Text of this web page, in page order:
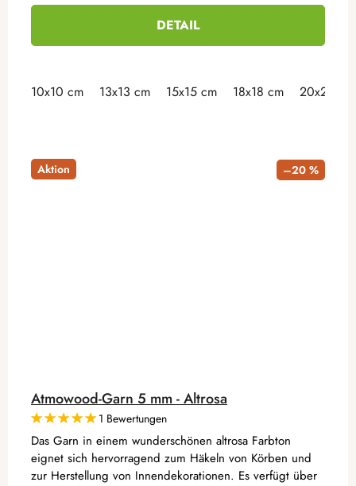
DETAIL
10x10 cm 13x13 cm 15x15 cm 18x18 cm 20x20 cm
Aktion –20 %
Atmowood-Garn 5 mm - Altrosa
1 Bewertungen
Das Garn in einem wunderschönen altrosa Farbton
eignet sich hervorragend zum Häkeln von Körben und
zur Herstellung von Innendekorationen. Es verfügt über